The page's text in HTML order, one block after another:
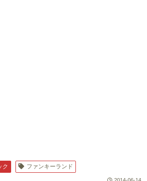
ク ファンキーランド
2014-06-14